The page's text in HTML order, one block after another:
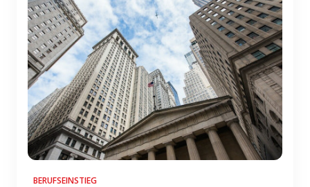
BERUFSEINSTIEG